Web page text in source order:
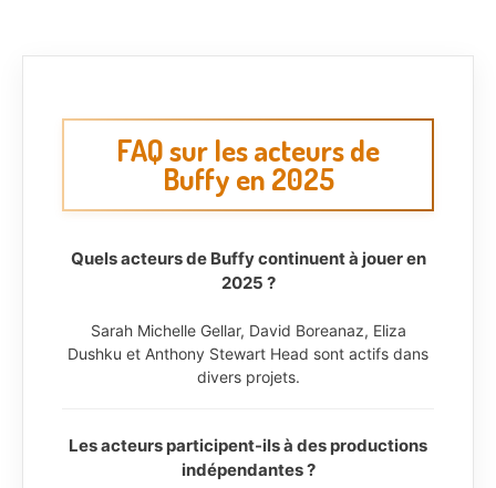
FAQ sur les acteurs de
Buffy en 2025
Quels acteurs de Buffy continuent à jouer en
2025 ?
Sarah Michelle Gellar, David Boreanaz, Eliza
Dushku et Anthony Stewart Head sont actifs dans
divers projets.
Les acteurs participent-ils à des productions
indépendantes ?